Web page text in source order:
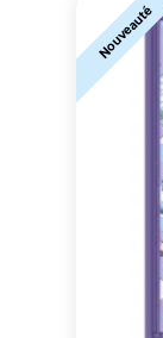
Nouveauté